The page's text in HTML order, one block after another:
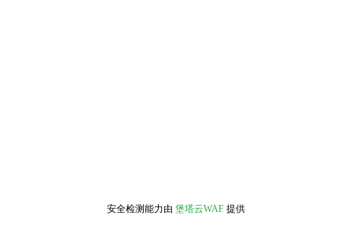
安全检测能力由 堡塔云WAF 提供